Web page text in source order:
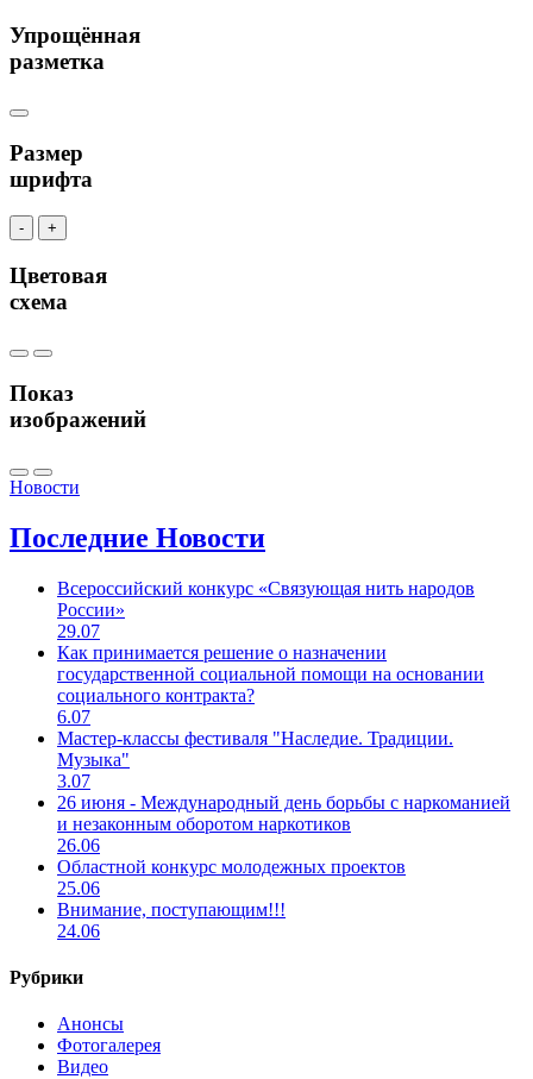
Упрощённая
разметка
Размер
шрифта
- +
Цветовая
схема
Показ
изображений
Новости
Последние Новости
Всероссийский конкурс «Связующая нить народов
России»
29.07
Как принимается решение о назначении
государственной социальной помощи на основании
социального контракта?
6.07
Мастер-классы фестиваля "Наследие. Традиции.
Музыка"
3.07
26 июня - Международный день борьбы с наркоманией
и незаконным оборотом наркотиков
26.06
Областной конкурс молодежных проектов
25.06
Внимание, поступающим!!!
24.06
Рубрики
Анонсы
Фотогалерея
Видео